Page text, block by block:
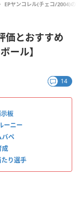
EPヤンコレル(チェコ/2004)
価とおすすめ
ール】
14
板
ーニー
バペ
成
り選手